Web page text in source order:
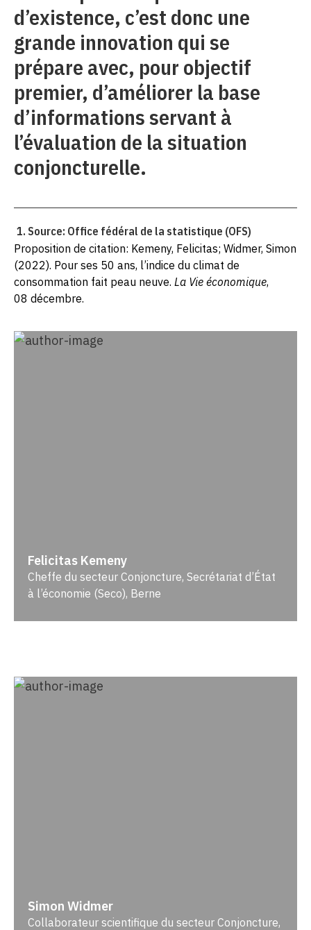
d’existence, c’est donc une
grande innovation qui se
prépare avec, pour objectif
premier, d’améliorer la base
d’informations servant à
l’évaluation de la situation
conjoncturelle.
Source: Office fédéral de la statistique (OFS)
Proposition de citation: Kemeny, Felicitas; Widmer, Simon
(2022). Pour ses 50 ans, l’indice du climat de
consommation fait peau neuve. La Vie économique,
08 décembre.
Felicitas Kemeny
Cheffe du secteur Conjoncture, Secrétariat d’État
à l’économie (Seco), Berne
Simon Widmer
Collaborateur scientifique du secteur Conjoncture,